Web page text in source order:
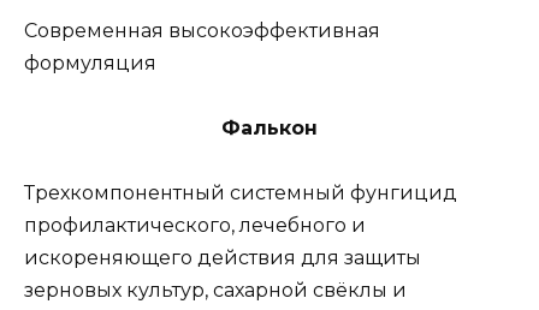
Современная высокоэффективная
формуляция
Фалькон
Трехкомпонентный системный фунгицид
профилактического, лечебного и
искореняющего действия для защиты
зерновых культур, сахарной свёклы и